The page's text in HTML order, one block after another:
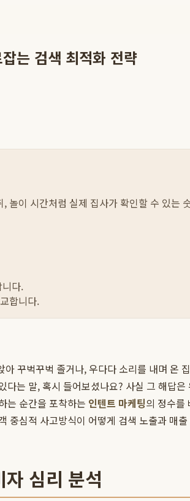
는 검색 최적화 전략
이 시간처럼 실제 집사가 확인할 수 있는
다.
합니다.
꾸벅꾸벅 졸거나, 우다다 소리를 내며 온
는 말, 혹시 들어보셨나요? 사실 그 해답
는 순간을 포착하는 인텐트 마케팅의 정수를
중심적 사고방식이 어떻게 검색 노출과 매
심리 분석